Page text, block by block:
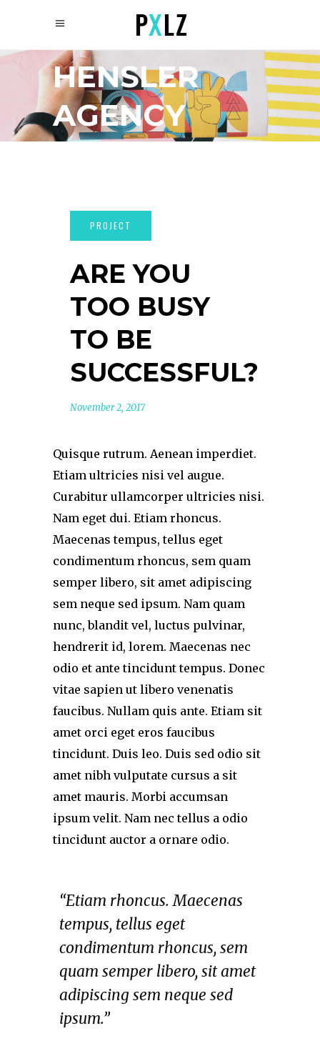
HENSLER
AGENCY
ARE YOU
TOO BUSY
TO BE
SUCCESSFUL?
November 2, 2017
Quisque rutrum. Aenean imperdiet.
Etiam ultricies nisi vel augue.
Curabitur ullamcorper ultricies nisi.
Nam eget dui. Etiam rhoncus.
Maecenas tempus, tellus eget
condimentum rhoncus, sem quam
semper libero, sit amet adipiscing
sem neque sed ipsum. Nam quam
nunc, blandit vel, luctus pulvinar,
hendrerit id, lorem. Maecenas nec
odio et ante tincidunt tempus. Donec
vitae sapien ut libero venenatis
faucibus. Nullam quis ante. Etiam sit
amet orci eget eros faucibus
tincidunt. Duis leo. Duis sed odio sit
amet nibh vulputate cursus a sit
amet mauris. Morbi accumsan
ipsum velit. Nam nec tellus a odio
tincidunt auctor a ornare odio.
“Etiam rhoncus. Maecenas
tempus, tellus eget
condimentum rhoncus, sem
quam semper libero, sit amet
adipiscing sem neque sed
ipsum.”